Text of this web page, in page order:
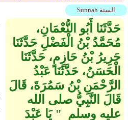
Sunnah السنة
حَدَّثَنَا أَبُو النُّعْمَانِ،
مُحَمَّدُ بْنُ الْفَضْلِ حَدَّثَنَا
جَرِيرُ بْنُ حَازِمٍ، حَدَّثَنَا
الْحَسَنُ، حَدَّثَنَا عَبْدُ
الرَّحْمَنِ بْنُ سَمُرَةَ، قَالَ
قَالَ النَّبِيُّ صلى الله
عليه وسلم ‏ "‏ يَا عَبْدَ